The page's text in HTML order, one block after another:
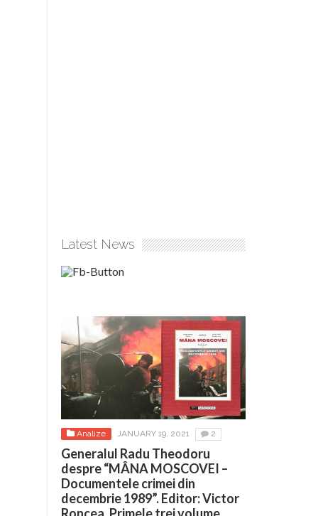
Latest News
Analize JANUARY 19, 2021 2
Generalul Radu Theodoru
despre “MÂNA MOSCOVEI –
Documentele crimei din
decembrie 1989”. Editor: Victor